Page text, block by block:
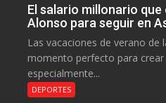
El salario millonario
Alonso para seguir en
Las vacaciones de verano de
momento perfecto para
especialmente...
DEPORTES